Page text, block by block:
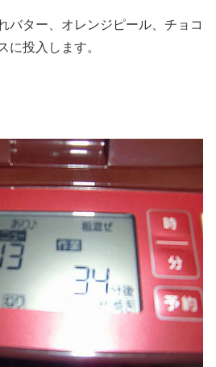
バター、オレンジピール、チョコ
投入します。